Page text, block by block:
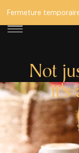
Not
it's
Fermeture